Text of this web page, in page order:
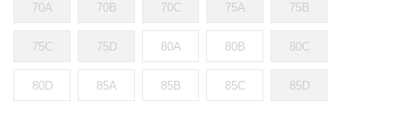
70A 70B 70C 75A 75B
75C 75D 80A 80B 80C
80D 85A 85B 85C 85D